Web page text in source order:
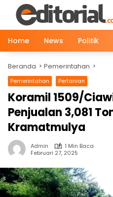
Langsung
konten
Home
News Politik
Beranda Pemerintahan
Pemerintahan Pertanian
Koramil 1509/
Penjualan 3,081
Kramatmulya
Admin
1 Min Baca
Februari 27, 2025